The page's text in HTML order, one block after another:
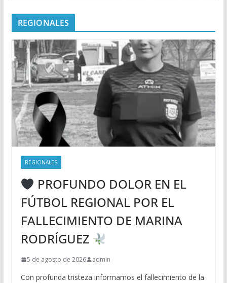
REGIONALES
REGIONALES
PROFUNDO DOLOR EN EL
FÚTBOL REGIONAL POR EL
FALLECIMIENTO DE MARINA
RODRÍGUEZ
5 de agosto de 2026 admin
Con profunda tristeza informamos el fallecimiento de la